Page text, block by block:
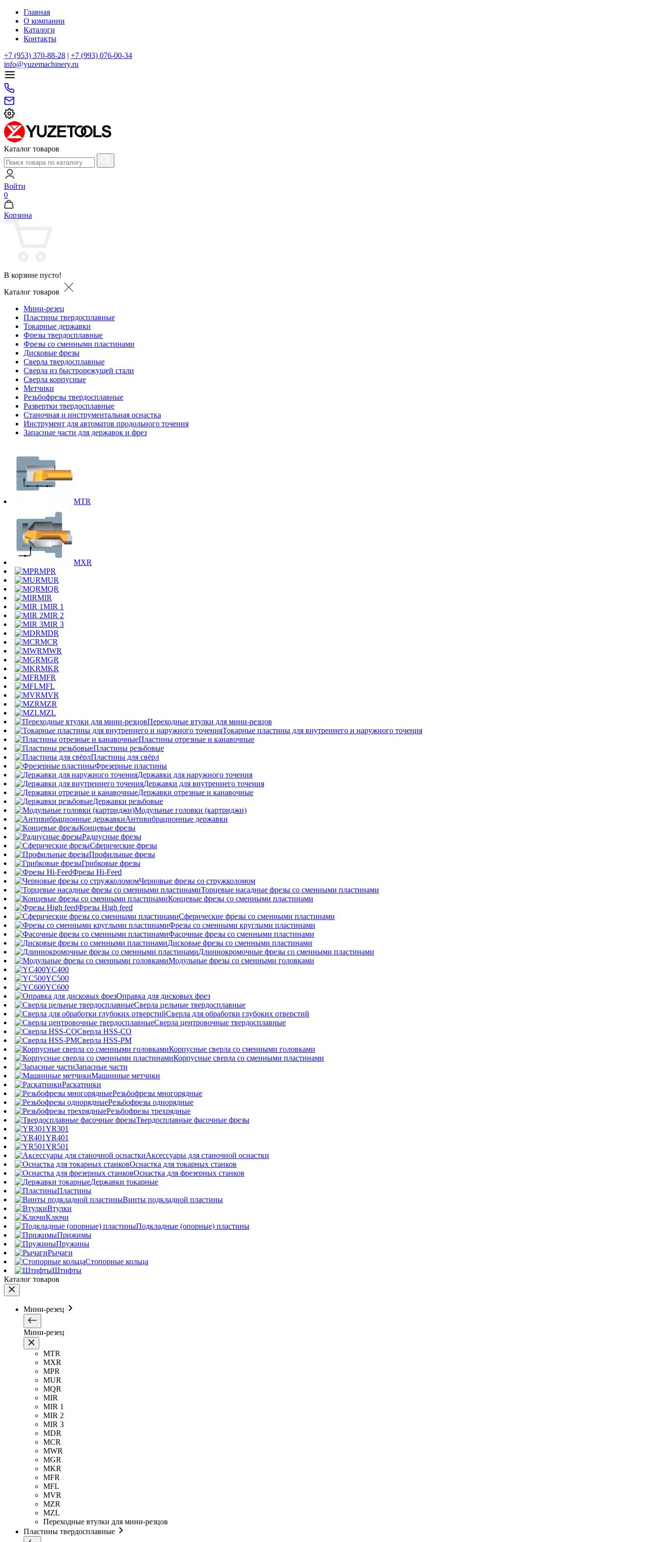
Главная
О компании
Каталоги
Контакты
+7 (953) 370-88-28 | +7 (993) 076-00-34
info@yuzemachinery.ru
Каталог товаров
Войти
0
Корзина
В корзине пусто!
Каталог товаров
Мини-резец
Пластины твердосплавные
Токарные державки
Фрезы твердосплавные
Фрезы со сменными пластинами
Дисковые фрезы
Сверла твердосплавные
Сверла из быстрорежущей стали
Сверла корпусные
Метчики
Резьбофрезы твердосплавные
Развертки твердосплавные
Станочная и инструментальная оснастка
Инструмент для автоматов продольного точения
Запасные части для державок и фрез
MTR
MXR
MPR
MUR
MQR
MIR
MIR 1
MIR 2
MIR 3
MDR
MCR
MWR
MGR
MKR
MFR
MFL
MVR
MZR
MZL
Переходные втулки для мини-резцов
Токарные пластины для внутреннего и наружного точения
Пластины отрезные и канавочные
Пластины резьбовые
Пластины для свёрл
Фрезерные пластины
Державки для наружного точения
Державки для внутреннего точения
Державки отрезные и канавочные
Державки резьбовые
Модульные головки (картриджи)
Антивибрационные державки
Концевые фрезы
Радиусные фрезы
Сферические фрезы
Профильные фрезы
Грибковые фрезы
Фрезы Hi-Feed
Черновые фрезы со стружколомом
Торцевые насадные фрезы со сменными пластинами
Концевые фрезы со сменными пластинами
Фрезы High feed
Сферические фрезы со сменными пластинами
Фрезы со сменными круглыми пластинами
Фасочные фрезы со сменными пластинами
Дисковые фрезы со сменными пластинами
Длиннокромочные фрезы со сменными пластинами
Модульные фрезы со сменными головками
YC400
YC500
YC600
Оправка для дисковых фрез
Сверла цельные твердосплавные
Сверла для обработки глубоких отверстий
Сверла центровочные твердосплавные
Сверла HSS-CO
Сверла HSS-PM
Корпусные сверла со сменными головками
Корпусные сверла со сменными пластинами
Запасные части
Машинные метчики
Раскатники
Резьбофрезы многорядные
Резьбофрезы однорядные
Резьбофрезы трехрядные
Твердосплавные фасочные фрезы
YR301
YR401
YR501
Аксессуары для станочной оснастки
Оснастка для токарных станков
Оснастка для фрезерных станков
Державки токарные
Пластины
Винты подкладной пластины
Втулки
Ключи
Подкладные (опорные) пластины
Прижимы
Пружины
Рычаги
Стопорные кольца
Штифты
Каталог товаров
Мини-резец
Мини-резец
MTR
MXR
MPR
MUR
MQR
MIR
MIR 1
MIR 2
MIR 3
MDR
MCR
MWR
MGR
MKR
MFR
MFL
MVR
MZR
MZL
Переходные втулки для мини-резцов
Пластины твердосплавные